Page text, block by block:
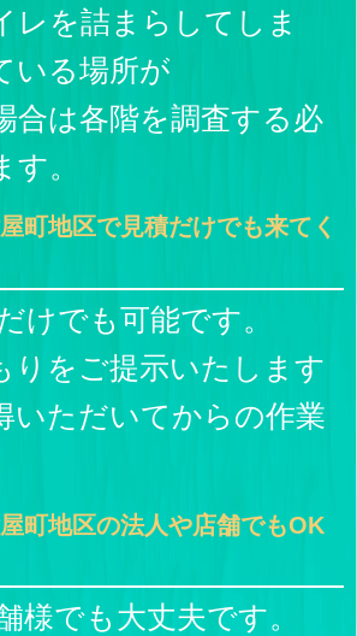
レを詰まらしてしま
いる場所が
合は各階を調査する必
。
町地区で見積だけでも来てく
けでも可能です。
りをご提示いたします
いただいてからの作業
町地区の法人や店舗でもOK
様でも大丈夫です。